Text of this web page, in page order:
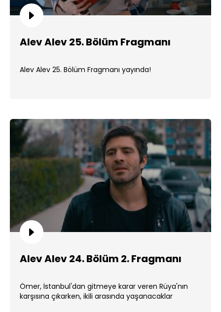
Alev Alev 25. Bölüm Fragmanı
Alev Alev 25. Bölüm Fragmanı yayında!
Alev Alev 24. Bölüm 2. Fragmanı
Ömer, İstanbul'dan gitmeye karar veren Rüya'nın
karşısına çıkarken, ikili arasında yaşanacaklar